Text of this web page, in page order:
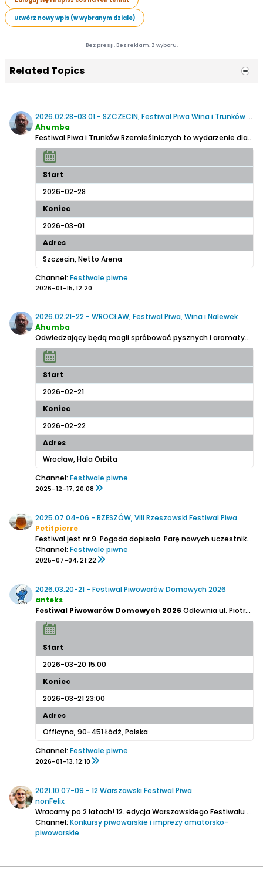
Utwórz nowy wpis (w wybranym dziale)
Bez presji. Bez reklam. Z wyboru.
Related Topics
2026.02.28-03.01 - SZCZECIN, Festiwal Piwa Wina i Trunków Regionalnych
Ahumba
Festiwal Piwa i Trunków Rzemieślniczych to wydarzenie dla prawdziwych smakoszy trunków!
Start
2026-02-28
Koniec
2026-03-01
Adres
Szczecin, Netto Arena
Channel: Festiwale piwne
2026-01-15, 12:20
2026.02.21-22 - WROCŁAW, Festiwal Piwa, Wina i Nalewek
Ahumba
Odwiedzający będą mogli spróbować pysznych i aromatycznych trunków craftowych:
Start
2026-02-21
Koniec
2026-02-22
Adres
Wrocław, Hala Orbita
Channel: Festiwale piwne
2025-12-17, 20:08
2025.07.04-06 - RZESZÓW, VIII Rzeszowski Festiwal Piwa
Petitpierre
Festiwal jest nr 9. Pogoda dopisała. Parę nowych uczestników i niektóre browary zadbały o ławki. Ceny w zależności czy piwo czy PIWO od nastu od 22zł czyli również na plus.
Channel: Festiwale piwne
2025-07-04, 21:22
2026.03.20-21 - Festiwal Piwowarów Domowych 2026
anteks
Festiwal Piwowarów Domowych 2026 Odlewnia ul. Piotrkowska 217 90-451 Łódź...
Start
2026-03-20 15:00
Koniec
2026-03-21 23:00
Adres
Officyna, 90-451 Łódź, Polska
Channel: Festiwale piwne
2026-01-13, 12:10
2021.10.07-09 - 12 Warszawski Festiwal Piwa
nonFelix
Wracamy po 2 latach! 12. edycja Warszawskiego Festiwalu Piwa – najważniejszej imprezy dedykowanej miłośnikom piw rzemieślniczego – odbędzie się 7-9 października na Stadionie Legii Warszawa.
Channel: Konkursy piwowarskie i imprezy amatorsko-
piwowarskie